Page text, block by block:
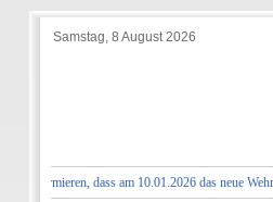
Samstag, 8 August 2026
informieren, dass am 10.01.2026 das neue